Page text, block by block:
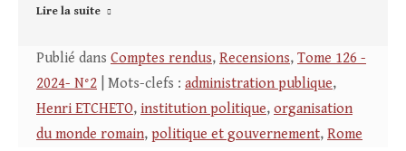
Lire la suite
Publié dans Comptes rendus, Recensions, Tome 126 -
2024- N°2 | Mots-clefs : administration publique,
Henri ETCHETO, institution politique, organisation
du monde romain, politique et gouvernement, Rome